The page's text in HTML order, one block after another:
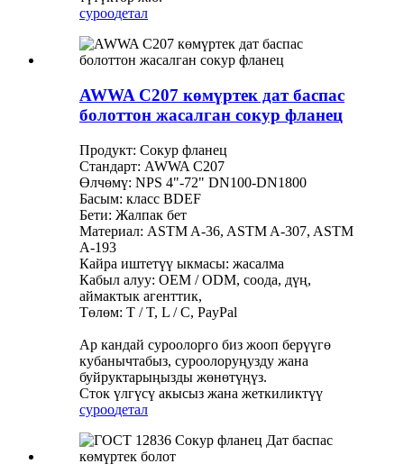
суроодетал
AWWA C207 көмүртек дат баспас
болоттон жасалган сокур фланец
Продукт: Сокур фланец
Стандарт: AWWA C207
Өлчөмү: NPS 4"-72" DN100-DN1800
Басым: класс BDEF
Бети: Жалпак бет
Материал: ASTM A-36, ASTM A-307, ASTM
A-193
Кайра иштетүү ыкмасы: жасалма
Кабыл алуу: OEM / ODM, соода, дүң,
аймактык агенттик,
Төлөм: T / T, L / C, PayPal
Ар кандай суроолорго биз жооп берүүгө
кубанычтабыз, суроолоруңузду жана
буйруктарыңызды жөнөтүңүз.
Сток үлгүсү акысыз жана жеткиликтүү
суроодетал